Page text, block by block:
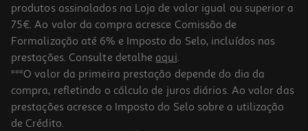
1.0
Conjunto 120 Marcadores Kidzup Ponta Dupla
29.99 €/un
29,99 €
produtos assinalados na Loja de valor igual ou superior a
75€. Ao valor da compra acresce Comissão de
Formalização até 6% e Imposto do Selo, incluídos nas
prestações. Consulte detalhe aqui.
***O valor da primeira prestação depende do dia da
compra, refletindo o cálculo de juros diários. Ao valor das
prestações acresce o Imposto do Selo sobre a utilização
de Crédito.